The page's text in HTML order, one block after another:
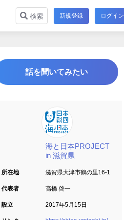
検索 新規登録 ログイン
話を聞いてみたい
海と日本PROJECT
in 滋賀県
所在地 滋賀県大津市鶴の里16-1
代表者 高橋 啓一
設立 2017年5月15日